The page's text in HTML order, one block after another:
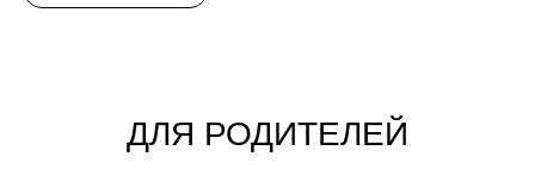
ДЛЯ РОДИТЕЛЕЙ